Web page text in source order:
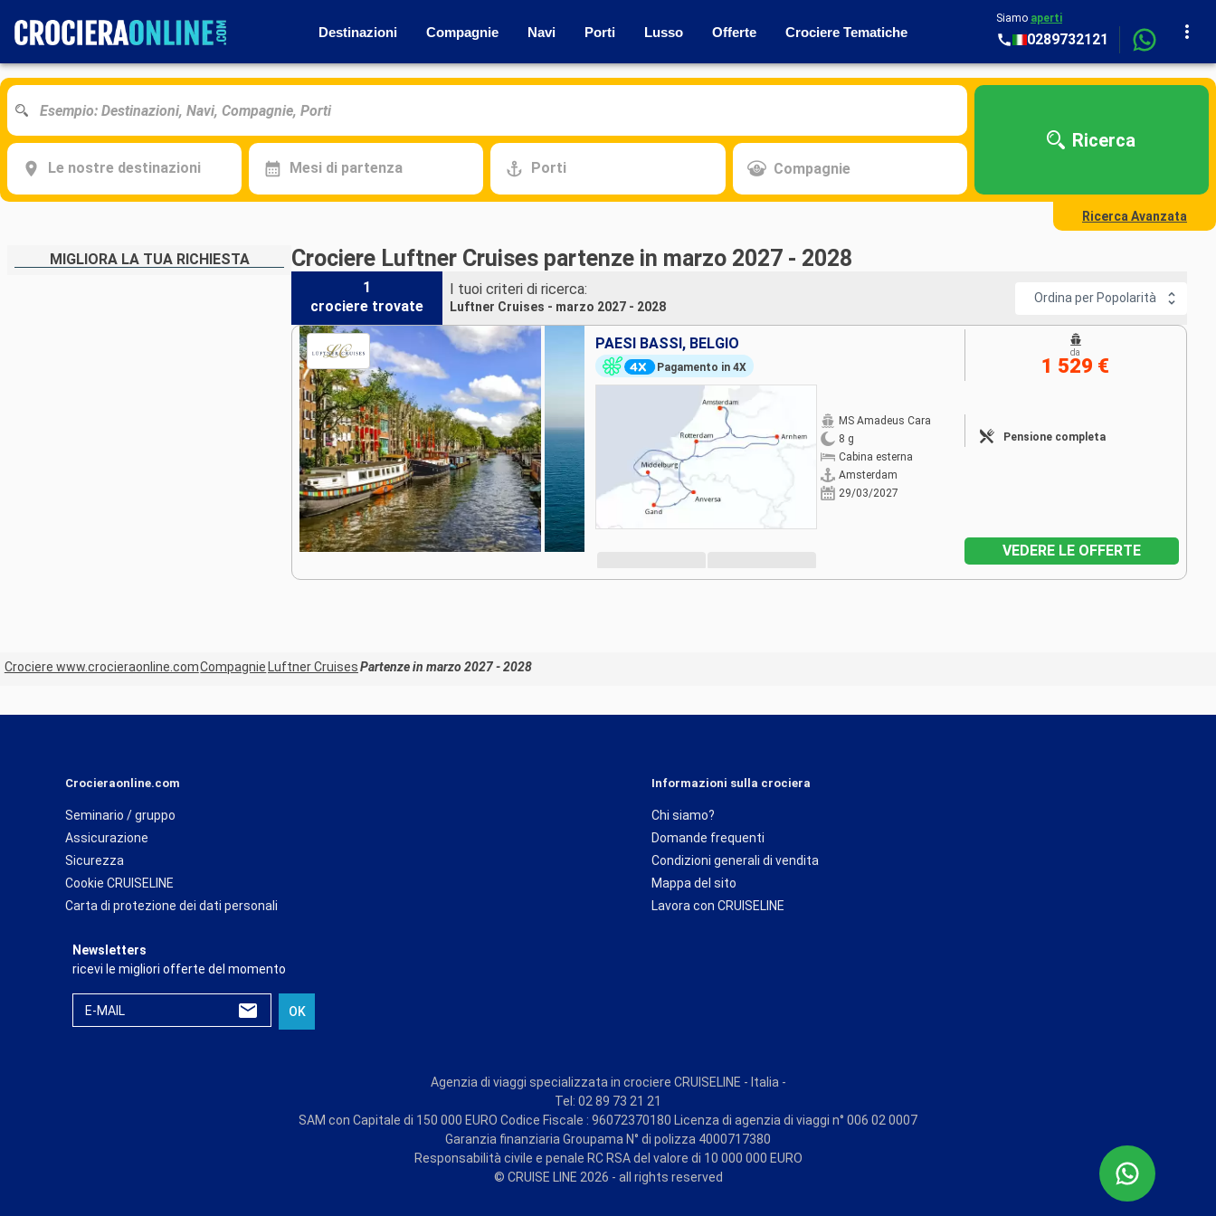
Destinazioni Compagnie Navi Porti Lusso Offerte Crociere Tematiche
Siamo aperti
0289732121
Le nostre destinazioni Mesi di partenza Porti Compagnie
Ricerca
Ricerca Avanzata
MIGLIORA LA TUA RICHIESTA Crociere Luftner Cruises partenze in marzo 2027 - 2028
1
crociere trovate
I tuoi criteri di ricerca:
Luftner Cruises - marzo 2027 - 2028
Ordina per Popolarità
PAESI BASSI, BELGIO
Pagamento in 4X
MS Amadeus Cara
8 g
Cabina esterna
Amsterdam
29/03/2027
Pensione completa
da
1 529 €
VEDERE LE OFFERTE
Crociere www.crocieraonline.comCompagnie Luftner CruisesPartenze in marzo 2027 - 2028
Crocieraonline.com
Seminario / gruppo
Assicurazione
Sicurezza
Cookie CRUISELINE
Carta di protezione dei dati personali
Informazioni sulla crociera
Chi siamo?
Domande frequenti
Condizioni generali di vendita
Mappa del sito
Lavora con CRUISELINE
Newsletters
ricevi le migliori offerte del momento
E-MAIL OK
Agenzia di viaggi specializzata in crociere CRUISELINE - Italia -
Tel: 02 89 73 21 21
SAM con Capitale di 150 000 EURO Codice Fiscale : 96072370180 Licenza di agenzia di viaggi n° 006 02 0007
Garanzia finanziaria Groupama N° di polizza 4000717380
Responsabilità civile e penale RC RSA del valore di 10 000 000 EURO
© CRUISE LINE 2026 - all rights reserved